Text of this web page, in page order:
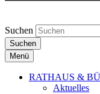
Suchen
Suchen
Menü
RATHAUS &
Aktuelles